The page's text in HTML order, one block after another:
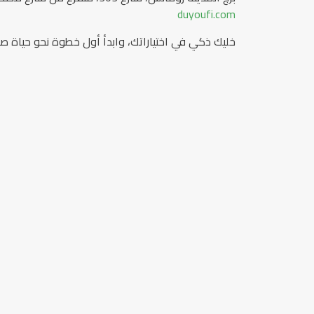
duyoufi.com
خليك ذكي في اختياراتك، وابدأ أول خطوة نحو